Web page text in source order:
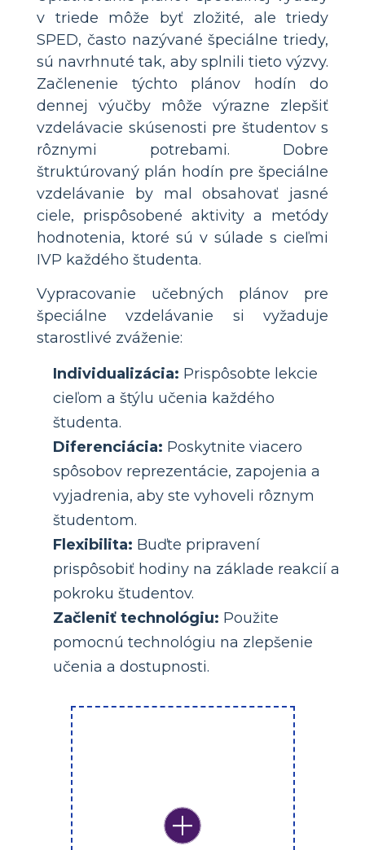
v triede môže byť zložité, ale triedy
SPED, často nazývané špeciálne triedy,
sú navrhnuté tak, aby splnili tieto výzvy.
Začlenenie týchto plánov hodín do
dennej výučby môže výrazne zlepšiť
vzdelávacie skúsenosti pre študentov s
rôznymi potrebami. Dobre
štruktúrovaný plán hodín pre špeciálne
vzdelávanie by mal obsahovať jasné
ciele, prispôsobené aktivity a metódy
hodnotenia, ktoré sú v súlade s cieľmi
IVP každého študenta.
Vypracovanie učebných plánov pre
špeciálne vzdelávanie si vyžaduje
starostlivé zváženie:
Individualizácia: Prispôsobte lekcie
cieľom a štýlu učenia každého
študenta.
Diferenciácia: Poskytnite viacero
spôsobov reprezentácie, zapojenia a
vyjadrenia, aby ste vyhoveli rôznym
študentom.
Flexibilita: Buďte pripravení
prispôsobiť hodiny na základe reakcií a
pokroku študentov.
Začleniť technológiu: Použite
pomocnú technológiu na zlepšenie
učenia a dostupnosti.